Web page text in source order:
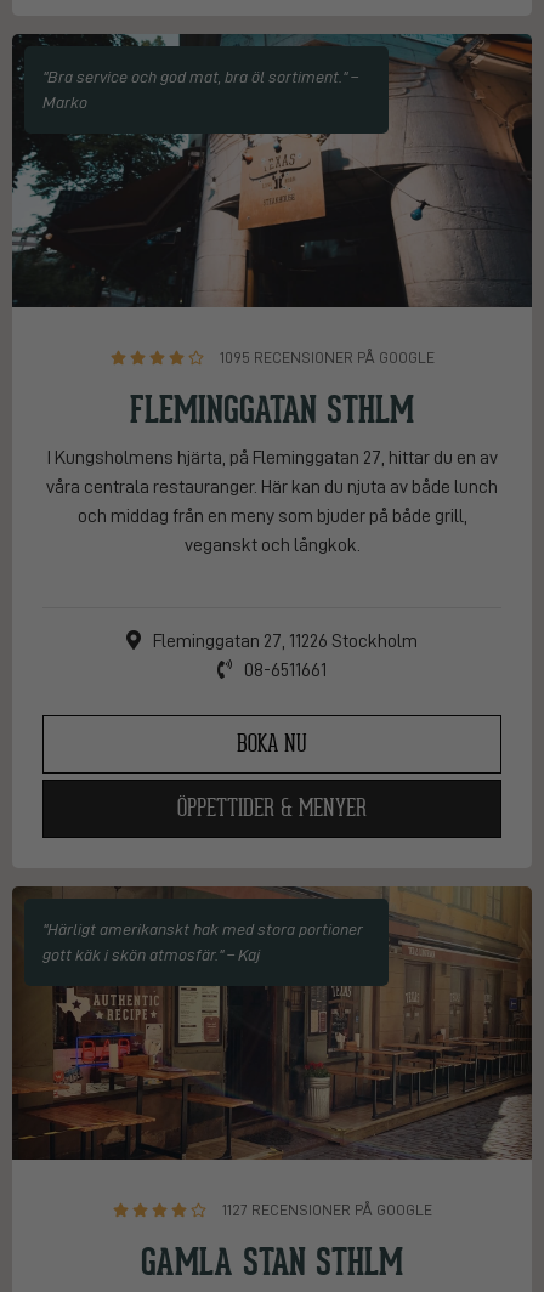
"Bra service och god mat, bra öl sortiment." –
Marko
1095 RECENSIONER PÅ GOOGLE
FLEMINGGATAN STHLM
I Kungsholmens hjärta, på Fleminggatan 27, hittar du en av
våra centrala restauranger. Här kan du njuta av både lunch
och middag från en meny som bjuder på både grill,
veganskt och långkok.
Fleminggatan 27, 11226 Stockholm
08-6511661
BOKA NU
ÖPPETTIDER & MENYER
"Härligt amerikanskt hak med stora portioner
gott käk i skön atmosfär." – Kaj
1127 RECENSIONER PÅ GOOGLE
GAMLA STAN STHLM